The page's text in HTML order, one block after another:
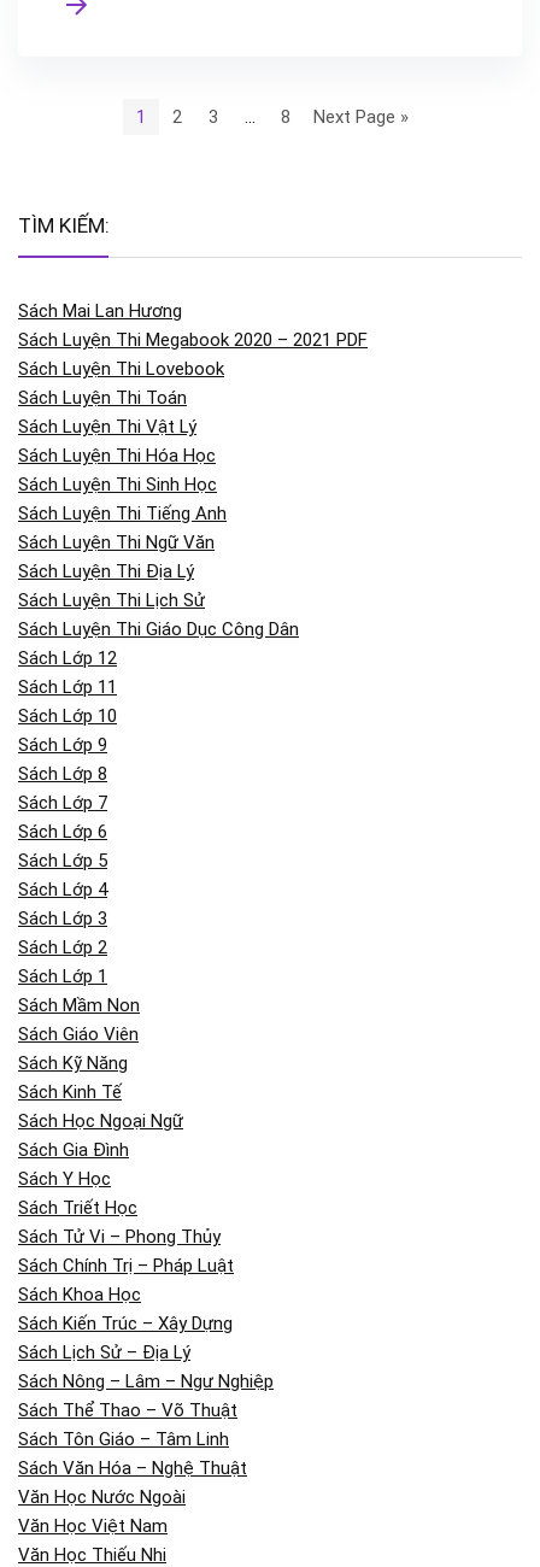
1 2 3 8 Next Page »
TÌM KIẾM:
Sách Mai Lan Hương
Sách Luyện Thi Megabook 2020 – 2021 PDF
Sách Luyện Thi Lovebook
Sách Luyện Thi Toán
Sách Luyện Thi Vật Lý
Sách Luyện Thi Hóa Học
Sách Luyện Thi Sinh Học
Sách Luyện Thi Tiếng Anh
Sách Luyện Thi Ngữ Văn
Sách Luyện Thi Địa Lý
Sách Luyện Thi Lịch Sử
Sách Luyện Thi Giáo Dục Công Dân
Sách Lớp 12
Sách Lớp 11
Sách Lớp 10
Sách Lớp 9
Sách Lớp 8
Sách Lớp 7
Sách Lớp 6
Sách Lớp 5
Sách Lớp 4
Sách Lớp 3
Sách Lớp 2
Sách Lớp 1
Sách Mầm Non
Sách Giáo Viên
Sách Kỹ Năng
Sách Kinh Tế
Sách Học Ngoại Ngữ
Sách Gia Đình
Sách Y Học
Sách Triết Học
Sách Tử Vi – Phong Thủy
Sách Chính Trị – Pháp Luật
Sách Khoa Học
Sách Kiến Trúc – Xây Dựng
Sách Lịch Sử – Địa Lý
Sách Nông – Lâm – Ngư Nghiệp
Sách Thể Thao – Võ Thuật
Sách Tôn Giáo – Tâm Linh
Sách Văn Hóa – Nghệ Thuật
Văn Học Nước Ngoài
Văn Học Việt Nam
Văn Học Thiếu Nhi